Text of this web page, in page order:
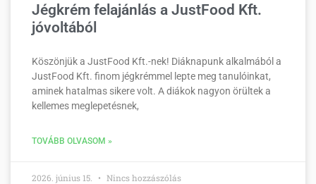
Jégkrém felajánlás a JustFood Kft.
jóvoltából
Köszönjük a JustFood Kft.-nek! Diáknapunk alkalmából a
JustFood Kft. finom jégkrémmel lepte meg tanulóinkat,
aminek hatalmas sikere volt. A diákok nagyon örültek a
kellemes meglepetésnek,
TOVÁBB OLVASOM »
2026. június 15. Nincs hozzászólás